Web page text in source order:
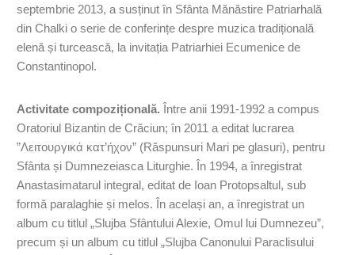
septembrie 2013, a susținut în Sfânta Mănăstire Patriarhală
din Chalki o serie de conferințe despre muzica tradițională
elenă și turcească, la invitația Patriarhiei Ecumenice de
Constantinopol.
Activitate compozițională. Între anii 1991-1992 a compus
Oratoriul Bizantin de Crăciun; în 2011 a editat lucrarea
”Λειτουργικά κατ’ήχον” (Răspunsuri Mari pe glasuri), pentru
Sfânta și Dumnezeiasca Liturghie. În 1994, a înregistrat
Anastasimatarul integral, editat de Ioan Protopsaltul, sub
formă paralaghie și melos. În același an, a înregistrat un
album cu titlul „Slujba Sfântului Alexie, Omul lui Dumnezeu”,
precum și un album cu titlul „Slujba Canonului Paraclisului